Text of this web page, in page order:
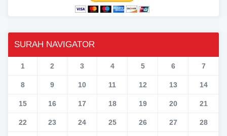
SURAH NAVIGATOR
1 2 3 4 5 6 7
8 9 10 11 12 13 14
15 16 17 18 19 20 21
22 23 24 25 26 27 28